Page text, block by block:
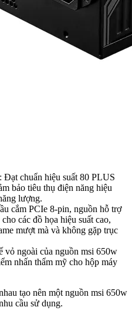
chuẩn hiệu suất 80 PLUS
bảo tiêu thụ điện năng hiệu
lượng.
cắm PCIe 8-pin, nguồn hỗ trợ
các đồ họa hiệu suất cao,
mượt mà và không gặp trục
vỏ ngoài của nguồn msi 650w
nhấn thẩm mỹ cho hộp máy
tạo nên một nguồn msi 650w
cầu sử dụng.